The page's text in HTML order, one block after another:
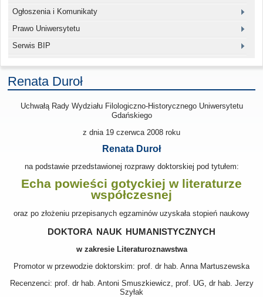
Ogłoszenia i Komunikaty
Prawo Uniwersytetu
Serwis BIP
Renata Duroł
Uchwałą Rady Wydziału Filologiczno-Historycznego Uniwersytetu
Gdańskiego
z dnia 19 czerwca 2008 roku
Renata Duroł
na podstawie przedstawionej rozprawy doktorskiej pod tytułem:
Echa powieści gotyckiej w literaturze
współczesnej
oraz po złożeniu przepisanych egzaminów uzyskała stopień naukowy
doktora nauk humanistycznych
w zakresie Literaturoznawstwa
Promotor w przewodzie doktorskim: prof. dr hab. Anna Martuszewska
Recenzenci: prof. dr hab. Antoni Smuszkiewicz, prof. UG, dr hab. Jerzy
Szyłak